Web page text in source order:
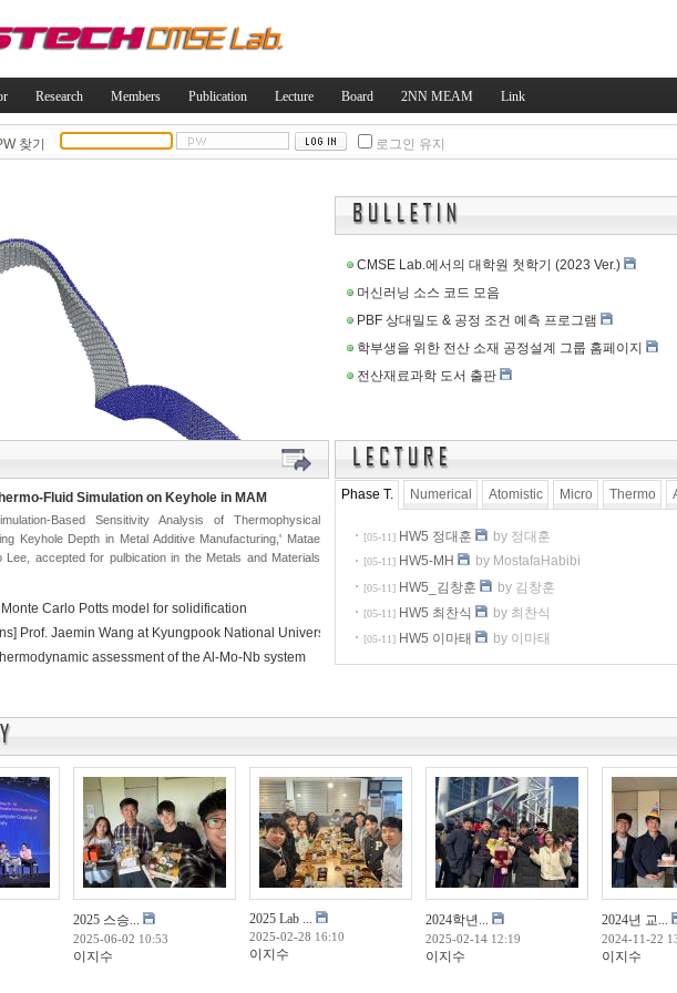
Research Members Publication Lecture Board 2NN MEAM Link
찾기 로그인 유지
CMSE Lab.에서의 대학원 첫학기 (2023 Ver.)
머신러닝 소스 코드 모음
PBF 상대밀도 & 공정 조건 예측 프로그램
학부생을 위한 전산 소재 공정설계 그룹 홈페이지
전산재료과학 도서 출판
Fluid Simulation on Keyhole in MAM
Based Sensitivity Analysis of Thermophysical
Keyhole Depth in Metal Additive Manufacturing,' Matae
Lee, accepted for pulbication in the Metals and Materials
Carlo Potts model for solidification
Prof. Jaemin Wang at Kyungpook National University
assessment of the Al-Mo-Nb system
Phase T. Numerical Atomistic Micro Thermo
[05-11] HW5 정대훈 by 정대훈
[05-11] HW5-MH by MostafaHabibi
[05-11] HW5_김창훈 by 김창훈
[05-11] HW5 최찬식 by 최찬식
[05-11] HW5 이마태 by 이마태
2025 스승...
2025-06-02 10:53
이지수
2025 Lab ...
2025-02-28 16:10
이지수
2024학년...
2025-02-14 12:19
이지수
2024년 교...
2024-11-22
이지수